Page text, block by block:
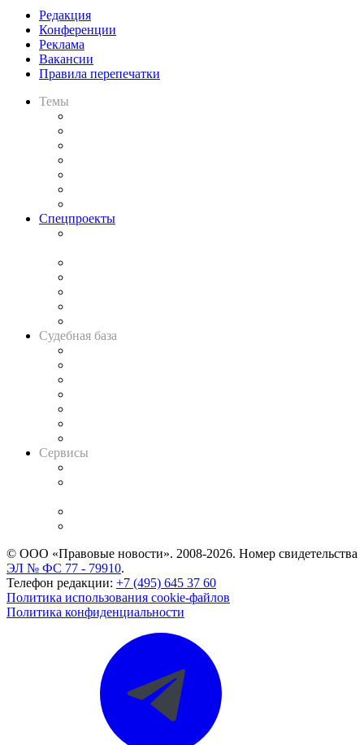
Редакция
Конференции
Реклама
Вакансии
Правила перепечатки
Темы
Спецпроекты
Судебная база
Сервисы
© ООО «Правовые новости». 2008-2026. Номер свидетельства
ЭЛ № ФС 77 - 79910.
Телефон редакции: +7 (495) 645 37 60
Политика использования cookie-файлов
Политика конфиденциальности